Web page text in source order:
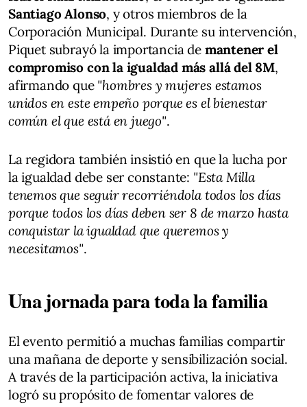
Santiago Alonso, y otros miembros de la
Corporación Municipal. Durante su intervención,
Piquet subrayó la importancia de mantener el
compromiso con la igualdad más allá del 8M,
afirmando que "hombres y mujeres estamos
unidos en este empeño porque es el bienestar
común el que está en juego".
La regidora también insistió en que la lucha por
la igualdad debe ser constante: "Esta Milla
tenemos que seguir recorriéndola todos los días
porque todos los días deben ser 8 de marzo hasta
conquistar la igualdad que queremos y
necesitamos".
Una jornada para toda la familia
El evento permitió a muchas familias compartir
una mañana de deporte y sensibilización social.
A través de la participación activa, la iniciativa
logró su propósito de fomentar valores de